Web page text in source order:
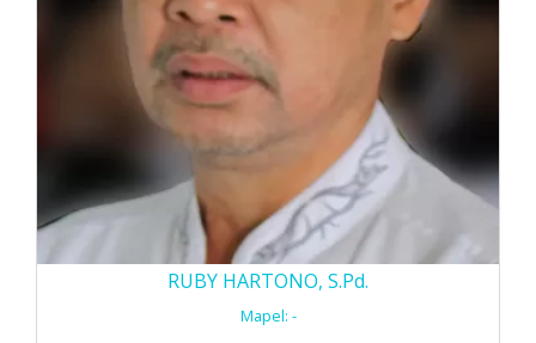
RUBY HARTONO, S.Pd.
Mapel: -